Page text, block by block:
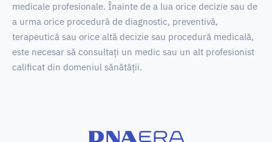
medicale profesionale. Înainte de a lua orice decizie sau de
a urma orice procedură de diagnostic, preventivă,
terapeutică sau orice altă decizie sau procedură medicală,
este necesar să consultați un medic sau un alt profesionist
calificat din domeniul sănătății.